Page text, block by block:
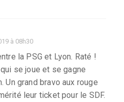
à 08h30
la PSG et Lyon. Raté !
se joue et se gagne
Un grand bravo aux rouge
leur ticket pour le SDF.